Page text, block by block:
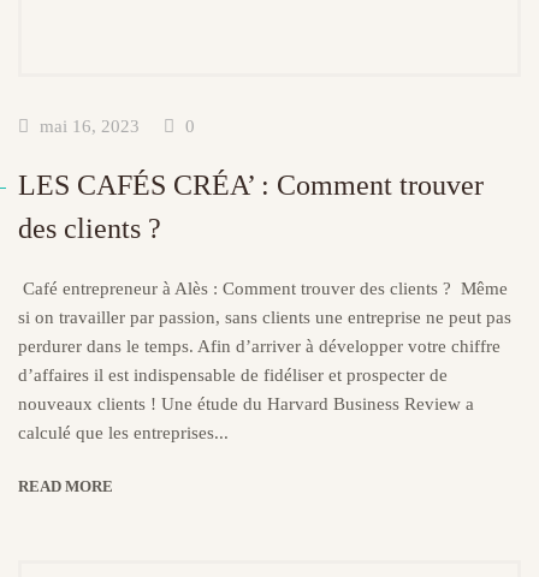
mai 16, 2023 0
LES CAFÉS CRÉA’ : Comment trouver
des clients ?
Café entrepreneur à Alès : Comment trouver des clients ? Même
si on travailler par passion, sans clients une entreprise ne peut pas
perdurer dans le temps. Afin d’arriver à développer votre chiffre
d’affaires il est indispensable de fidéliser et prospecter de
nouveaux clients ! Une étude du Harvard Business Review a
calculé que les entreprises...
READ MORE